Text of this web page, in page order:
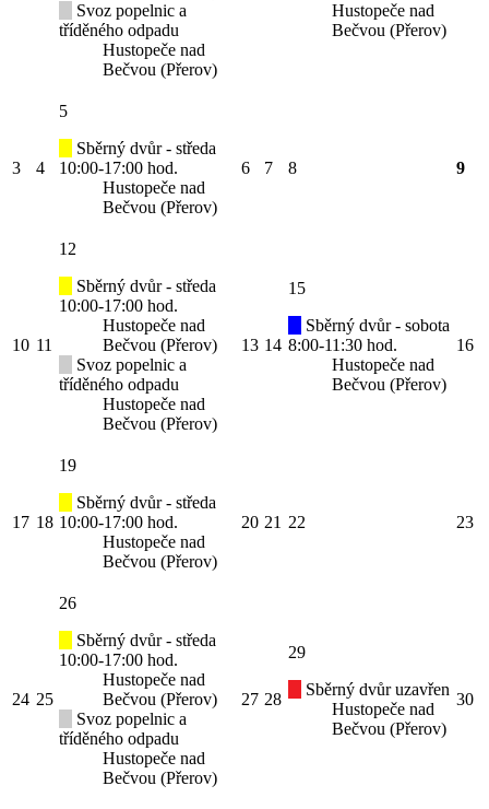
Svoz popelnic a
tříděného odpadu
Hustopeče nad
Bečvou (Přerov)
Hustopeče nad
Bečvou (Přerov)
3 4
5
Sběrný dvůr - středa
10:00-17:00 hod.
Hustopeče nad
Bečvou (Přerov)
6 7 8 9
10 11
12
Sběrný dvůr - středa
10:00-17:00 hod.
Hustopeče nad
Bečvou (Přerov)
Svoz popelnic a
tříděného odpadu
Hustopeče nad
Bečvou (Přerov)
13 14
15
Sběrný dvůr - sobota
8:00-11:30 hod.
Hustopeče nad
Bečvou (Přerov)
16
17 18
19
Sběrný dvůr - středa
10:00-17:00 hod.
Hustopeče nad
Bečvou (Přerov)
20 21 22 23
24 25
26
Sběrný dvůr - středa
10:00-17:00 hod.
Hustopeče nad
Bečvou (Přerov)
Svoz popelnic a
tříděného odpadu
Hustopeče nad
Bečvou (Přerov)
27 28
29
Sběrný dvůr uzavřen
Hustopeče nad
Bečvou (Přerov)
30